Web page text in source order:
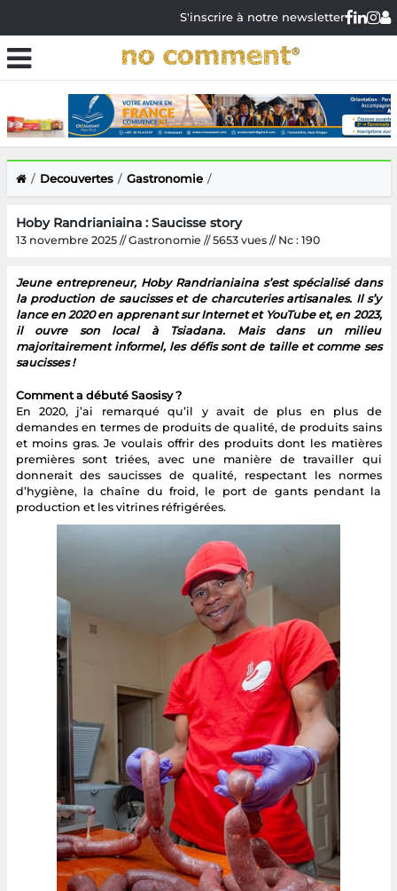
S'inscrire à notre newsletter
Decouvertes Gastronomie
Hoby Randrianiaina : Saucisse story
13 novembre 2025 // Gastronomie // 5653 vues // Nc : 190
Jeune entrepreneur, Hoby Randrianiaina s’est spécialisé dans
la production de saucisses et de charcuteries artisanales. Il s’y
lance en 2020 en apprenant sur Internet et YouTube et, en 2023,
il ouvre son local à Tsiadana. Mais dans un milieu
majoritairement informel, les défis sont de taille et comme ses
saucisses !
Comment a débuté Saosisy ?
En 2020, j’ai remarqué qu’il y avait de plus en plus de
demandes en termes de produits de qualité, de produits sains
et moins gras. Je voulais offrir des produits dont les matières
premières sont triées, avec une manière de travailler qui
donnerait des saucisses de qualité, respectant les normes
d’hygiène, la chaîne du froid, le port de gants pendant la
production et les vitrines réfrigérées.